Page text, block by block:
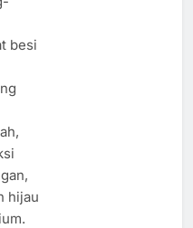
besi
hijau